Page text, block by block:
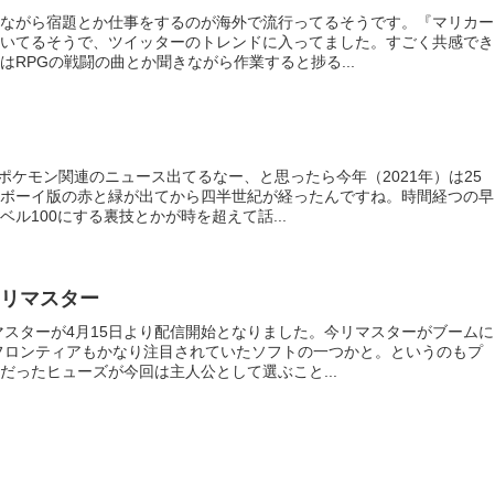
がら宿題とか仕事をするのが海外で流行ってるそうです。『マリカー
てるそうで、ツイッターのトレンドに入ってました。すごく共感でき
RPGの戦闘の曲とか聞きながら作業すると捗る...
ケモン関連のニュース出てるなー、と思ったら今年（2021年）は25
ーイ版の赤と緑が出てから四半世紀が経ったんですね。時間経つの早
ル100にする裏技とかが時を超えて話...
マスター
ターが4月15日より配信開始となりました。今リマスターがブームに
ンティアもかなり注目されていたソフトの一つかと。というのもプ
ったヒューズが今回は主人公として選ぶこと...